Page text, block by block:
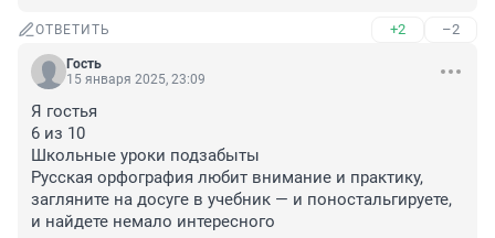
ОТВЕТИТЬ +2 –2
Гость
15 января 2025, 23:09
Я гостья
6 из 10
Школьные уроки подзабыты
Русская орфография любит внимание и практику,
загляните на досуге в учебник — и поностальгируете,
и найдете немало интересного